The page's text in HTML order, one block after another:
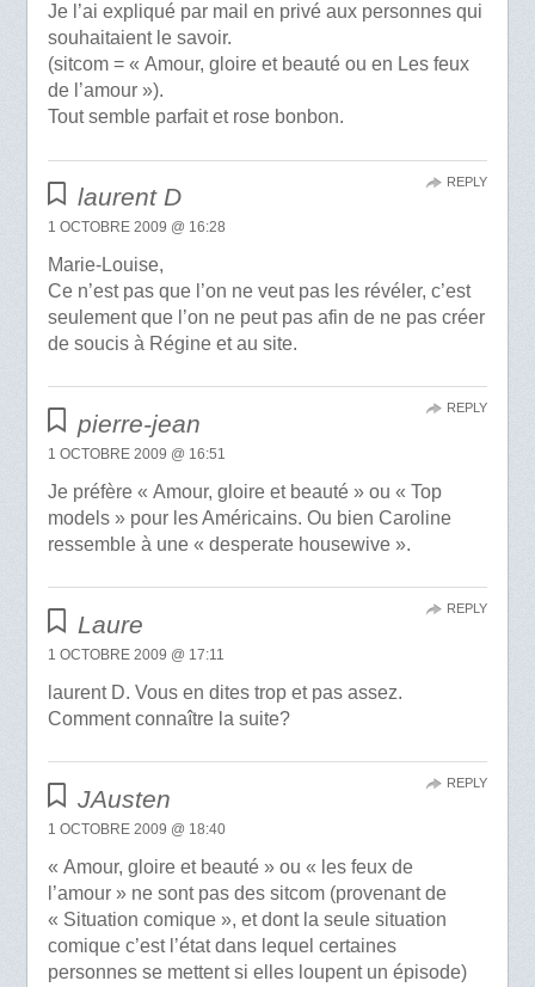
Je l’ai expliqué par mail en privé aux personnes qui
souhaitaient le savoir.
(sitcom = « Amour, gloire et beauté ou en Les feux
de l’amour »).
Tout semble parfait et rose bonbon.
laurent D
1 OCTOBRE 2009 @ 16:28
Marie-Louise,
Ce n’est pas que l’on ne veut pas les révéler, c’est
seulement que l’on ne peut pas afin de ne pas créer
de soucis à Régine et au site.
REPLY
pierre-jean
1 OCTOBRE 2009 @ 16:51
Je préfère « Amour, gloire et beauté » ou « Top
models » pour les Américains. Ou bien Caroline
ressemble à une « desperate housewive ».
REPLY
Laure
1 OCTOBRE 2009 @ 17:11
laurent D. Vous en dites trop et pas assez.
Comment connaître la suite?
REPLY
JAusten
1 OCTOBRE 2009 @ 18:40
« Amour, gloire et beauté » ou « les feux de
l’amour » ne sont pas des sitcom (provenant de
« Situation comique », et dont la seule situation
comique c’est l’état dans lequel certaines
personnes se mettent si elles loupent un épisode)
REPLY